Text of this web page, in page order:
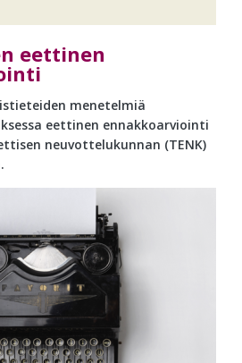
eettinen
menetelmiä
eettinen ennakkoarviointi
neuvottelukunnan (TENK)